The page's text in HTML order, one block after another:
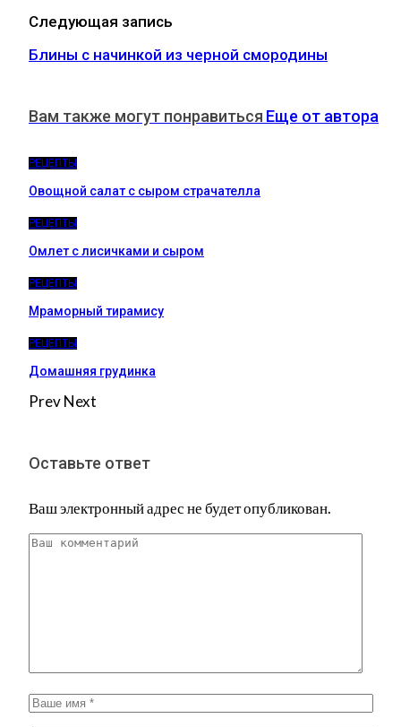
Следующая запись
Блины с начинкой из черной смородины
Вам также могут понравиться Еще от автора
РЕЦЕПТЫ
Овощной салат с сыром страчателла
РЕЦЕПТЫ
Омлет с лисичками и сыром
РЕЦЕПТЫ
Мраморный тирамису
РЕЦЕПТЫ
Домашняя грудинка
PrevNext
Оставьте ответ
Ваш электронный адрес не будет опубликован.